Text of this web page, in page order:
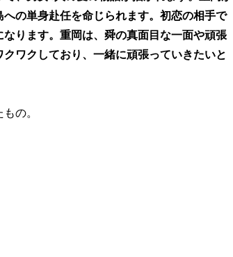
の単身赴任を命じられます。初恋の相手で
ります。重岡は、舜の真面目な一面や頑張
ワクしており、一緒に頑張っていきたいと
の。